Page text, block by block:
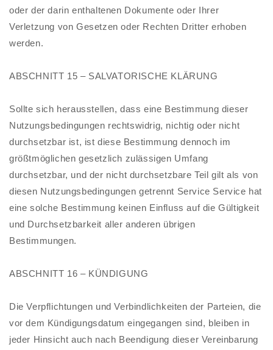
oder der darin enthaltenen Dokumente oder Ihrer
Verletzung von Gesetzen oder Rechten Dritter erhoben
werden.
ABSCHNITT 15 – SALVATORISCHE KLÄRUNG
Sollte sich herausstellen, dass eine Bestimmung dieser
Nutzungsbedingungen rechtswidrig, nichtig oder nicht
durchsetzbar ist, ist diese Bestimmung dennoch im
größtmöglichen gesetzlich zulässigen Umfang
durchsetzbar, und der nicht durchsetzbare Teil gilt als von
diesen Nutzungsbedingungen getrennt Service Service hat
eine solche Bestimmung keinen Einfluss auf die Gültigkeit
und Durchsetzbarkeit aller anderen übrigen
Bestimmungen.
ABSCHNITT 16 – KÜNDIGUNG
Die Verpflichtungen und Verbindlichkeiten der Parteien, die
vor dem Kündigungsdatum eingegangen sind, bleiben in
jeder Hinsicht auch nach Beendigung dieser Vereinbarung